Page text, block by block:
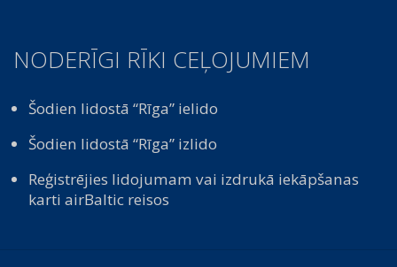
NODERĪGI RĪKI CEĻOJUMIEM
Šodien lidostā “Rīga” ielido
Šodien lidostā “Rīga” izlido
Reģistrējies lidojumam vai izdrukā iekāpšanas
karti airBaltic reisos